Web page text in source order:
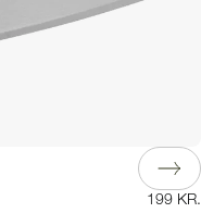
199 KR.